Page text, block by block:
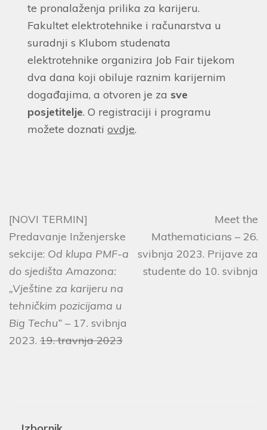
te pronalaženja prilika za karijeru.
Fakultet elektrotehnike i računarstva u
suradnji s Klubom studenata
elektrotehnike organizira Job Fair tijekom
dva dana koji obiluje raznim karijernim
događajima, a otvoren je za sve
posjetitelje. O registraciji i programu
možete doznati ovdje.
[NOVI TERMIN]
Predavanje Inženjerske
sekcije: Od klupa PMF-a
do sjedišta Amazona:
„Vještine za karijeru na
tehničkim pozicijama u
Big Techu“ – 17. svibnja
2023. 19. travnja 2023
Meet the
Mathematicians – 26.
svibnja 2023. Prijave za
studente do 10. svibnja